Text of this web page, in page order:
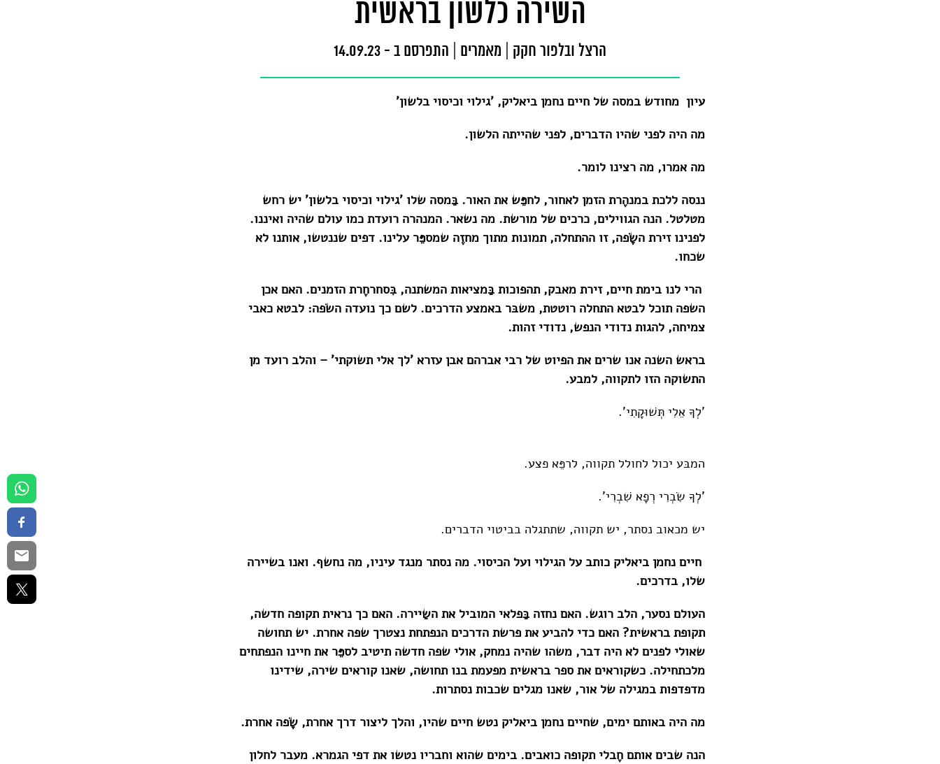
השירה כלשון בראשית
הרצל ובלפור חקק מאמרים התפרסם ב - 14.09.23
עיון מחודש במסה של חיים נחמן ביאליק, 'גילוי וכיסוי בלשון'
מה היה לפני שהיו הדברים, לפני שהייתה הלשון.
מה אמרו, מה רצינו לומר.
ננסה ללכת במנהֶרת הזמן לאחור, לחפֵּש את האור. בַּמסה שלו 'גילוי וכיסוי בלשון' יש רחש
מטלטל. הנה הגווילים, כרכים של מורשת. מה נשאר. המנהרה רועדת כמו עולם שהיה ואיננו.
לפנינו זירת השָׂפה, זו ההתחלה, תמונות מתוך מחזֶה שמספֵּר עלינו. דפים שננטשו, אותנו לא
שכחו.
הרי לנו בימת חיים, זירת מאבק, תהפוכות בַּמציאות המשתנה, בִּסחרחֶרת הזמנים. האם אכן
השפה תוכל לבטא התחלה רוטטת, משבּר באמצע הדרכים. לשם כך נועדה השׂפה: לבטא כאבי
צמיחה, להגות נדודי הנפש, נדודי זהות.
בראש השנה אנו שרים את הפיוט של רבי אברהם אבן עזרא 'לך אלי תשוקתי' – והלב רועד מן
התשוקה הזו לתקווה, למבע.
'לְךָ אֵלִי תְּשׁוּקָתִי'.
המבּע יכול לחולל תקווה, לרפֵּא פצע.
'לְךָ שִׂבְרִי רְפָא שִׁבְרִי'.
יש מכאוב נסתר, יש תקווה, שתתגלה בביטוי הדברים.
חיים נחמן ביאליק כותב על הגילוי ועל הכיסוי. מה נסתר מנגד עיניו, מה נחשף. ואנו בשיירה
שלו, בדרכים.
העולם נסער, הלב רוגש. האם נחזה בַּפלאי המוביל את השַיירה. האם כך נראית תקופה חדשה,
תקופת בראשית? האם כדי להביע את פרשת הדרכים הנפתחת נצטרך שפה אחרת. יש תחושה
שאולי לפנים לא היה דבר, משהו שהיה נמחק, אולי שפה חדשה תיטיב לספֵּר את חיינו הנפתחים
מלכתחילה. כשקוראים את ספר בראשית מפעמת בנו תחושה, שאנו קוראים שירה, שידינו
מדפדפות במגילה של אור, שאנו מגלים שכבות נסתרות.
מה היה באותם ימים, שחיים נחמן ביאליק נטש חיים שהיו, והלך ליצור דרך אחרת, שָׂפה אחרת.
הנה שבים אותם חֶבלי תקופה כואבים. בימים שהוא וחבריו נטשו את דפי הגמרא. מעבר לחלון